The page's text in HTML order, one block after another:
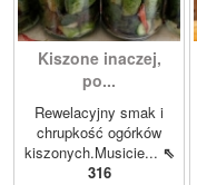
Kiszone inaczej,
po...
Rewelacyjny smak i
chrupkość ogórków
kiszonych.Musicie... ⇖
316